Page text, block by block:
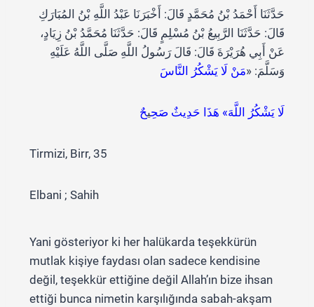
حَدَّثَنَا أَحْمَدُ بْنُ مُحَمَّدٍ قَالَ: أَخْبَرَنَا عَبْدُ اللَّهِ بْنُ المُبَارَكِ
قَالَ: حَدَّثَنَا الرَّبِيعُ بْنُ مُسْلِمٍ قَالَ: حَدَّثَنَا مُحَمَّدُ بْنُ زِيَادٍ،
عَنْ أَبِي هُرَيْرَةَ قَالَ: قَالَ رَسُولُ اللَّهِ صَلَّى اللَّهُ عَلَيْهِ
وَسَلَّمَ: «مَنْ لَا يَشْكُرُ النَّاسَ
لَا يَشْكُرُ اللَّهَ» هَذَا حَدِيثٌ صَحِيحٌ
Tirmizi, Birr, 35
Elbani ; Sahih
Yani gösteriyor ki her halükarda teşekkürün
mutlak kişiye faydası olan sadece kendisine
değil, teşekkür ettiğine değil Allah’ın bize ihsan
ettiği bunca nimetin karşılığında sabah-akşam